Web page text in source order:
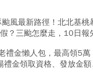
風最新路徑！北北基桃
？三颱怎麼走，10日報
禮金懶人包，最高領5萬
禮金領取資格、發放金